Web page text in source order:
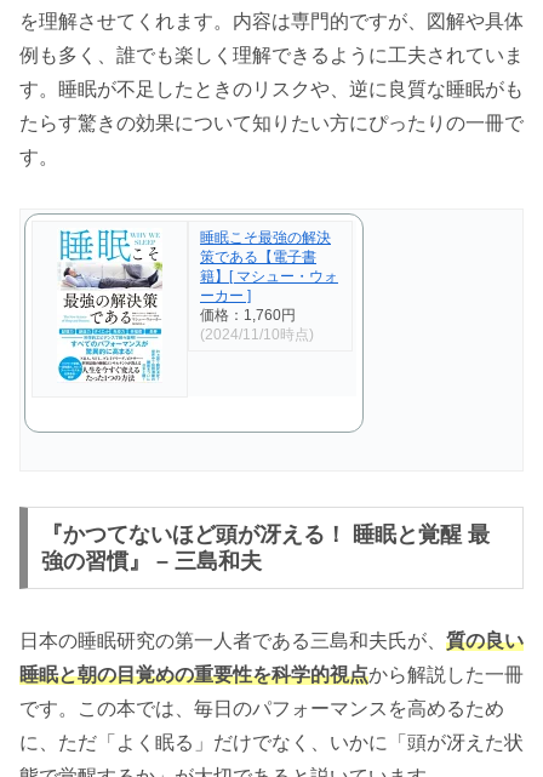
を理解させてくれます。内容は専門的ですが、図解や具体
例も多く、誰でも楽しく理解できるように工夫されていま
す。睡眠が不足したときのリスクや、逆に良質な睡眠がも
たらす驚きの効果について知りたい方にぴったりの一冊で
す。
睡眠こそ最強の解決
策である【電子書
籍】[ マシュー・ウォ
ーカー ]
価格：1,760円
(2024/11/10時点)
『かつてないほど頭が冴える！ 睡眠と覚醒 最
強の習慣』 – 三島和夫
日本の睡眠研究の第一人者である三島和夫氏が、 質の良い
睡眠と朝の目覚めの重要性を科学的視点から解説した一冊
です。この本では、毎日のパフォーマンスを高めるため
に、ただ「よく眠る」だけでなく、いかに「頭が冴えた状